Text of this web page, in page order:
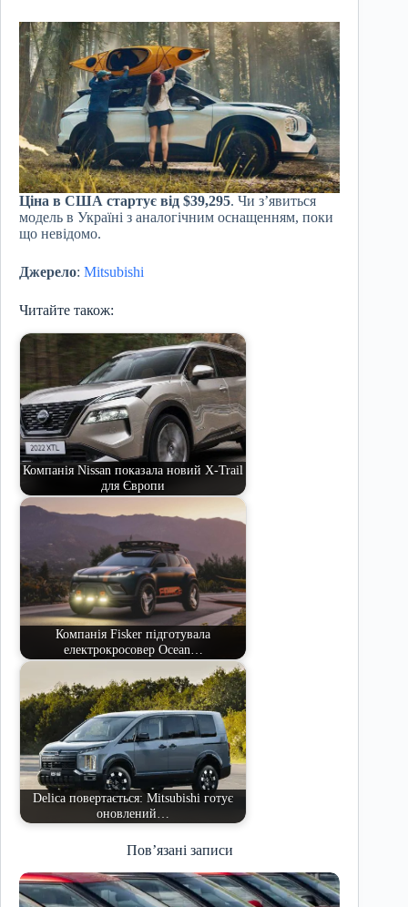
Ціна в США стартує від $39,295. Чи з’явиться
модель в Україні з аналогічним оснащенням, поки
що невідомо.
Джерело: Mitsubishi
Читайте також:
Компанія Nissan показала новий X-Trail
для Європи
Компанія Fisker підготувала
електрокросовер Ocean…
Delica повертається: Mitsubishi готує
оновлений…
Пов’язані записи